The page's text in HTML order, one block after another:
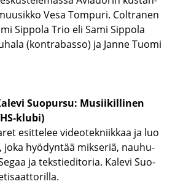
Vesa Tom­pu­ri. Colt­ra­nen
Sip­po­la Trio eli Sami Sip­po­la
(kont­ra­bas­so) ja Janne Tuomi
Suo­pur­su: Musii­kil­li­nen
​klubi)
esit­te­lee vi­deo­tek­niik­kaa ja luo
joka hyö­dyn­tää mik­se­riä, nau­hu­
ja teks­tie­di­to­ria. Ka­le­vi Suo­